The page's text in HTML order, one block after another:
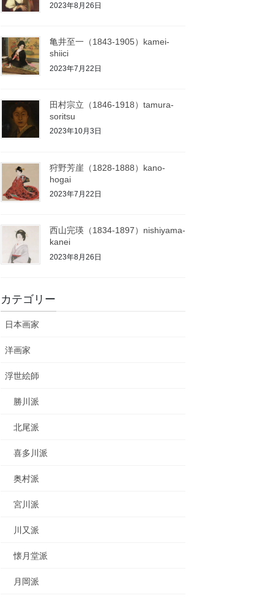
2023年8月26日
亀井至一（1843-1905）kamei-
shiici
2023年7月22日
田村宗立（1846-1918）tamura-
soritsu
2023年10月3日
狩野芳崖（1828-1888）kano-
hogai
2023年7月22日
西山完瑛（1834-1897）nishiyama-
kanei
2023年8月26日
カテゴリー
日本画家
洋画家
浮世絵師
勝川派
北尾派
喜多川派
奥村派
宮川派
川又派
懐月堂派
月岡派